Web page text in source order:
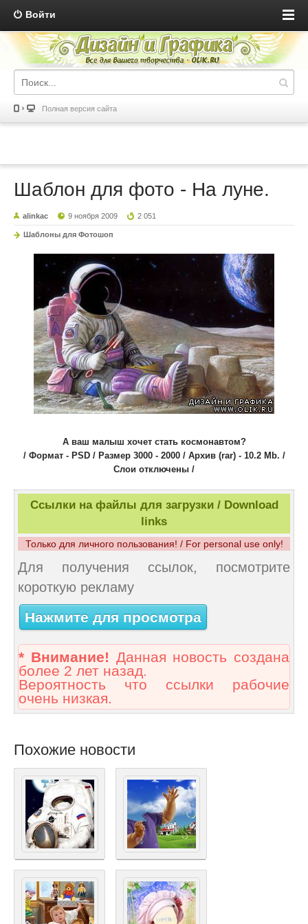
Войти
Полная версия сайта
Шаблон для фото - На луне.
alinkac 9 ноября 2009 2 051
Шаблоны для Фотошоп
А ваш малыш хочет стать космонавтом?
/ Формат - PSD / Размер 3000 - 2000 / Архив (rar) - 10.2 Mb. /
Слои отключены /
Ссылки на файлы для загрузки / Download
links
Только для личного пользования! / For personal use only!
Для получения ссылок, посмотрите
короткую рекламу
Нажмите для просмотра
* Внимание! Данная новость создана
более 2 лет назад.
Вероятность что ссылки рабочие
очень низкая.
Похожие новости